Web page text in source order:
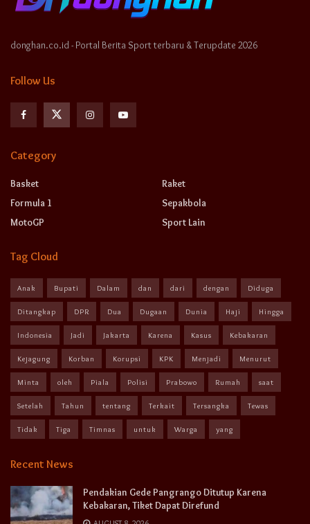
donghan.co.id - Portal Berita Sport terbaru & Terupdate 2026
Follow Us
Category
Basket
Formula 1
MotoGP
Raket
Sepakbola
Sport Lain
Tag Cloud
Anak Bupati Dalam dan dari dengan Diduga
Ditangkap DPR Dua Dugaan Dunia Haji Hingga
Indonesia Jadi Jakarta Karena Kasus Kebakaran
Kejagung Korban Korupsi KPK Menjadi Menurut
Minta oleh Piala Polisi Prabowo Rumah saat
Setelah Tahun tentang Terkait Tersangka Tewas
Tidak Tiga Timnas untuk Warga yang
Recent News
Pendakian Gede Pangrango Ditutup Karena
Kebakaran, Tiket Dapat Direfund